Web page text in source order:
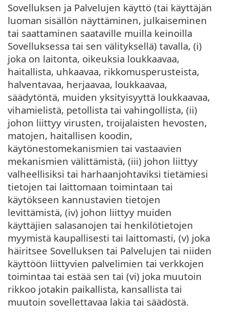
Sovelluksen ja Palvelujen käyttö (tai käyttäjän
luoman sisällön näyttäminen, julkaiseminen
tai saattaminen saataville muilla keinoilla
Sovelluksessa tai sen välityksellä) tavalla, (i)
joka on laitonta, oikeuksia loukkaavaa,
haitallista, uhkaavaa, rikkomusperusteista,
halventavaa, herjaavaa, loukkaavaa,
säädytöntä, muiden yksityisyyttä loukkaavaa,
vihamielistä, petollista tai vahingollista, (ii)
johon liittyy virusten, troijalaisten hevosten,
matojen, haitallisen koodin,
käytönestomekanismien tai vastaavien
mekanismien välittämistä, (iii) johon liittyy
valheellisiksi tai harhaanjohtaviksi tietämiesi
tietojen tai laittomaan toimintaan tai
käytökseen kannustavien tietojen
levittämistä, (iv) johon liittyy muiden
käyttäjien salasanojen tai henkilötietojen
myymistä kaupallisesti tai laittomasti, (v) joka
häiritsee Sovelluksen tai Palvelujen tai niiden
käyttöön liittyvien palvelimien tai verkkojen
toimintaa tai estää sen tai (vi) joka muutoin
rikkoo jotakin paikallista, kansallista tai
muutoin sovellettavaa lakia tai säädöstä.